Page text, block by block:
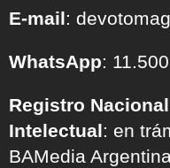
E-mail:
WhatsApp:
Registro
Intelectual: en
BAMedia